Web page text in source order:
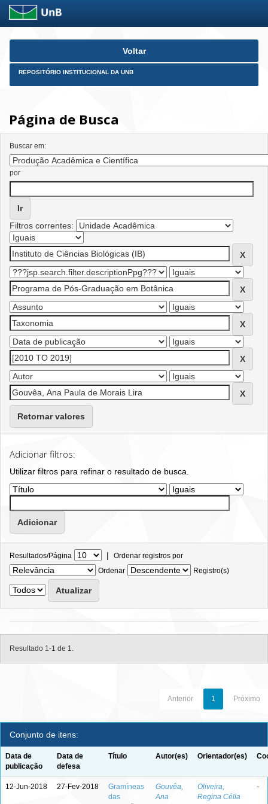
Skip
Voltar
REPOSITÓRIO INSTITUCIONAL DA UNB
Página de Busca
Buscar em:
por
Filtros correntes:
Retornar valores
Adicionar filtros:
Utilizar filtros para refinar o resultado de busca.
Resultados/Página | Ordenar registros por
Ordenar
Registro(s)
Resultado 1-1 de 1.
Anterior 1 Próximo
Conjunto de itens:
Data de
publicação
Data de
defesa
Título Autor(es) Orientador(es)
12-Jun-2018 27-Fev-2018
Gramíneas
das
Gouvêa,
Ana
Oliveira,
Regina Célia
-